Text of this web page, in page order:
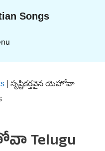
Songs
సృష్టికర్తవైన యెహోవా
Telugu